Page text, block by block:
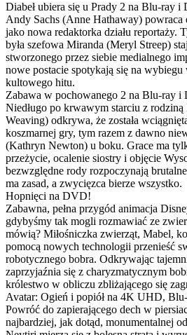
Diabeł ubiera się u Prady 2 na Blu-ray i
Andy Sachs (Anne Hathaway) powraca
jako nowa redaktorka działu reportaży.
była szefowa Miranda (Meryl Streep)
stworzonego przez siebie medialnego
nowe postacie spotykają się na
kultowego hitu.
Zabawa w pochowanego 2 na Blu-ray i
Niedługo po krwawym starciu z rodziną
Weaving) odkrywa, że została
koszmarnej gry, tym razem z dawno
(Kathryn Newton) u boku. Grace ma
przeżycie, ocalenie siostry i objęcie
bezwzględne rody rozpoczynają
ma zasad, a zwycięzca bierze wszystko.
Hopnięci na DVD!
Zabawna, pełna przygód animacja
gdybyśmy tak mogli rozmawiać ze
mówią? Miłośniczka zwierząt, Mabel,
pomocą nowych technologii przenieść
robotycznego bobra. Odkrywając
zaprzyjaźnia się z charyzmatycznym
królestwo w obliczu zbliżającego się
Avatar: Ogień i popiół na 4K UHD,
Powróć do zapierającego dech w
najbardziej, jak dotąd, monumentalnej